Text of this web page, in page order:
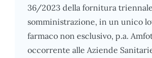
36/2023 della fornitura
somministrazione, in un unico
farmaco non esclusivo, p.a.
occorrente alle Aziende